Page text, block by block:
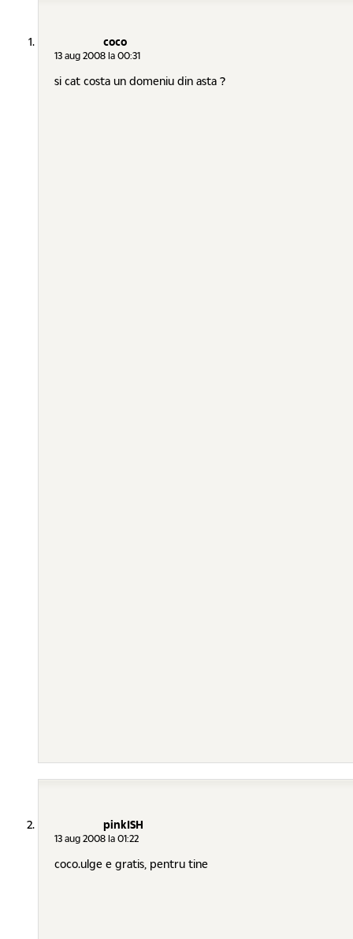
coco
13 aug 2008 la 00:31
si cat costa un domeniu din asta ?
pinkISH
13 aug 2008 la 01:22
coco.ulge e gratis, pentru tine